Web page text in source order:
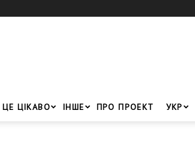
ЦЕ ЦІКАВО ІНШЕ ПРО ПРОЕКТ УКР